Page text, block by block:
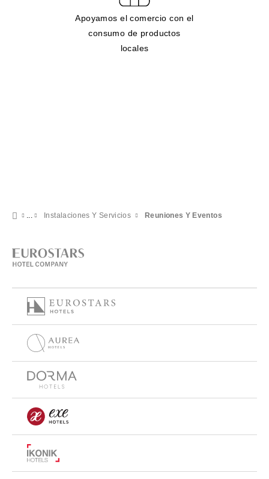
Apoyamos el comercio con el
consumo de productos
locales
Instalaciones Y Servicios Reuniones Y Eventos